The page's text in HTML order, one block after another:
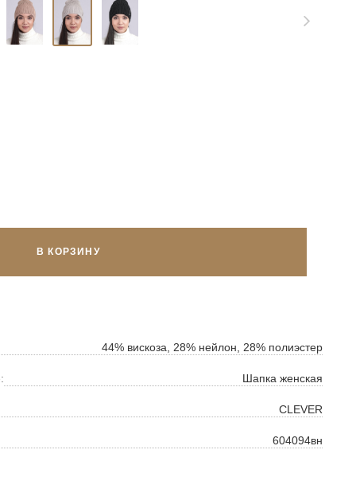
В КОРЗИНУ
44% вискоза, 28% нейлон, 28% полиэстер
Шапка женская
CLEVER
604094вн